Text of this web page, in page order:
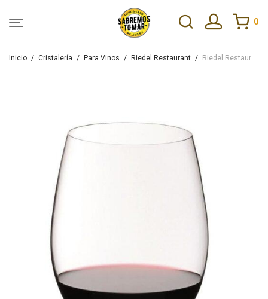
0
Inicio / Cristalería / Para Vinos / Riedel Restaurant / Riedel Restaurant O Cabernet-Merlot